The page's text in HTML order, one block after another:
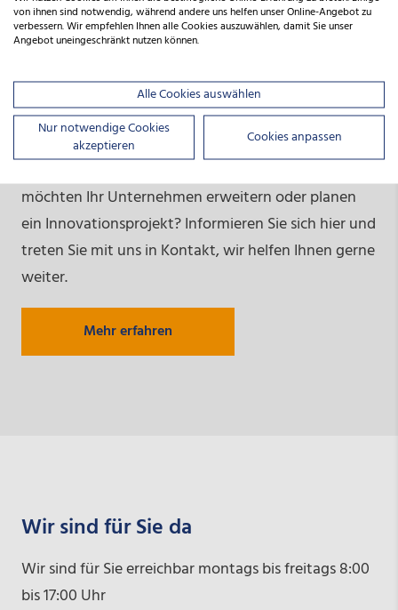
Unsere Beteiligung ist Ihr Kapital
möchten Ihr Unternehmen erweitern oder planen
ein Innovationsprojekt? Informieren Sie sich hier und
treten Sie mit uns in Kontakt, wir helfen Ihnen gerne
weiter.
Mehr erfahren
Wir sind für Sie da
Wir sind für Sie erreichbar montags bis freitags 8:00
bis 17:00 Uhr
von ihnen sind notwendig, während andere uns helfen unser Online-Angebot zu
verbessern. Wir empfehlen Ihnen alle Cookies auszuwählen, damit Sie unser
Angebot uneingeschränkt nutzen können.
Alle Cookies auswählen
Nur notwendige Cookies
akzeptieren
Cookies anpassen